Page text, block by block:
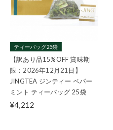
ティーバッグ25袋
【訳あり品15%OFF 賞味期
限：2026年12月21日】
JINGTEA ジンティー ペパー
ミント ティーバッグ 25袋
¥4,212